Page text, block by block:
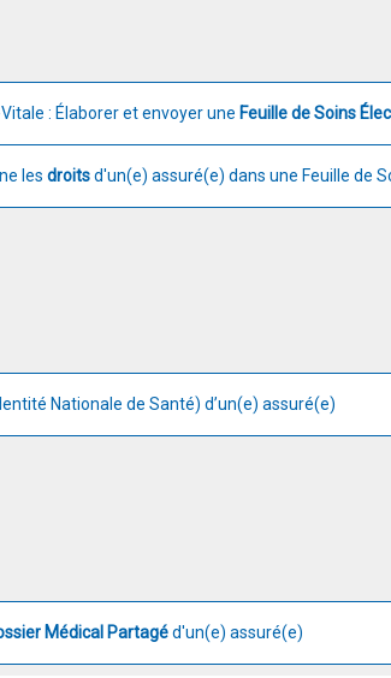
: Élaborer et envoyer une Feuille de Soins
les droitsd'un(e) assuré(e) dans une Feuille de
Nationale de Santé) d’un(e) assuré(e)
Médical Partagéd'un(e) assuré(e)